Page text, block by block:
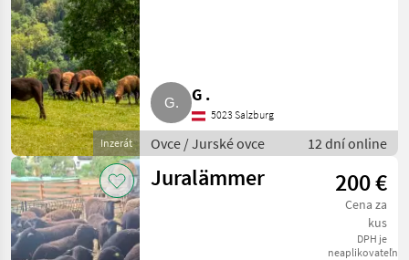
Inzerát
G .
5023 Salzburg
Ovce / Jurské ovce 12 dní online
Juralämmer 200 €
Cena za
kus
DPH je
neaplikovateľné